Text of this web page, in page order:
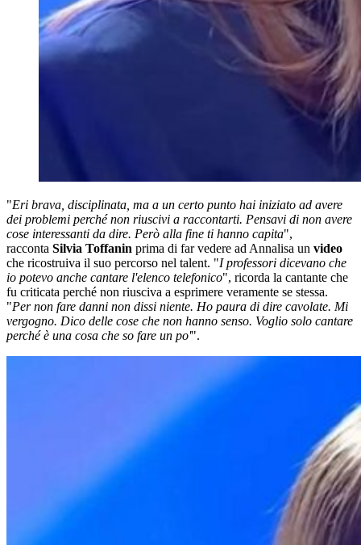
"Eri brava, disciplinata, ma a un certo punto hai iniziato ad avere
dei problemi perché non riuscivi a raccontarti. Pensavi di non avere
cose interessanti da dire. Però alla fine ti hanno capita",
racconta Silvia Toffanin prima di far vedere ad Annalisa un video
che ricostruiva il suo percorso nel talent. "I professori dicevano che
io potevo anche cantare l'elenco telefonico", ricorda la cantante che
fu criticata perché non riusciva a esprimere veramente se stessa.
"Per non fare danni non dissi niente. Ho paura di dire cavolate. Mi
vergogno. Dico delle cose che non hanno senso. Voglio solo cantare
perché è una cosa che so fare un po'".